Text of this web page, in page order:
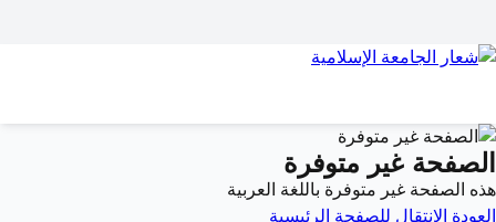
الصفحة غير متوفرة
هذه الصفحة غير متوفرة باللغة العربية
العودة الانتقال للصفحة الرئيسية